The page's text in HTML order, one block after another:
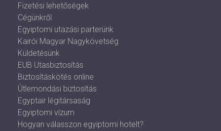
Fizetési lehetőségek
Cégünkről
Egyiptomi utazási parterünk
Kairói Magyar Nagykövetség
Küldetésünk
EUB Utasbiztosítás
Biztosításkötés online
Útlemondási biztosítás
Egyptair légitársaság
Egyiptomi vízum
Hogyan válasszon egyiptomi hotelt?